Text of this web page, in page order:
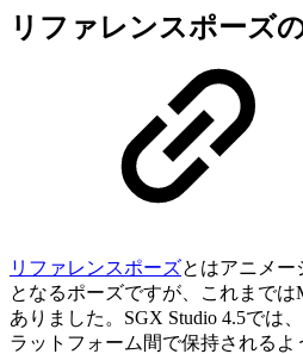
リファレンスポーズ
リファレンスポーズとはアニメ
となるポーズですが、これまで
ありました。SGX Studio 4.5では
ラットフォーム間で保持される